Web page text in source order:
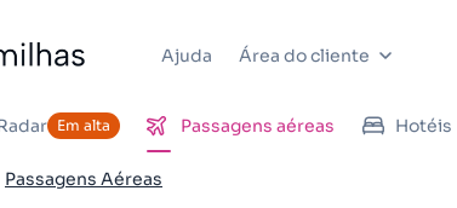
Ajuda Área do cliente
Em alta Passagens aéreas Hotéis
Passagens Aéreas